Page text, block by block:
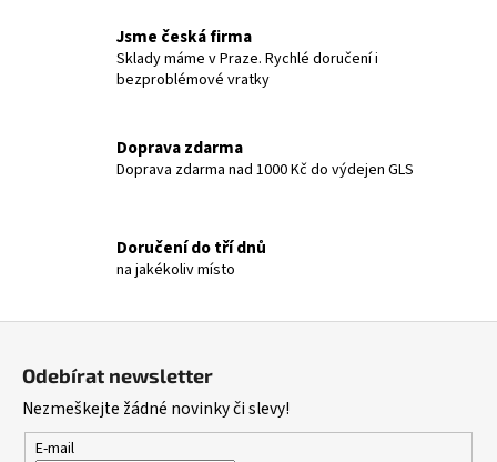
l
á
d
p
k
ý
s
Jsme česká firma
Sklady máme v Praze. Rychlé doručení i
bezproblémové vratky
Doprava zdarma
Doprava zdarma nad 1000 Kč do výdejen GLS
Doručení do tří dnů
na jakékoliv místo
Odebírat newsletter
Nezmeškejte žádné novinky či slevy!
E-mail